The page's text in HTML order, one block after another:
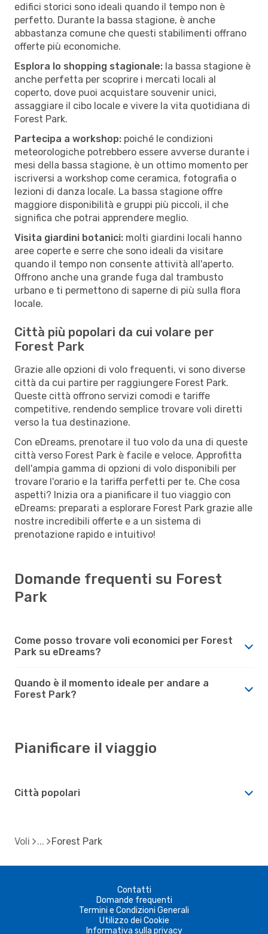
edifici storici sono ideali quando il tempo non è
perfetto. Durante la bassa stagione, è anche
abbastanza comune che questi stabilimenti offrano
offerte più economiche.
Esplora lo shopping stagionale: la bassa stagione è
anche perfetta per scoprire i mercati locali al
coperto, dove puoi acquistare souvenir unici,
assaggiare il cibo locale e vivere la vita quotidiana di
Forest Park.
Partecipa a workshop: poiché le condizioni
meteorologiche potrebbero essere avverse durante i
mesi della bassa stagione, è un ottimo momento per
iscriversi a workshop come ceramica, fotografia o
lezioni di danza locale. La bassa stagione offre
maggiore disponibilità e gruppi più piccoli, il che
significa che potrai apprendere meglio.
Visita giardini botanici: molti giardini locali hanno
aree coperte e serre che sono ideali da visitare
quando il tempo non consente attività all'aperto.
Offrono anche una grande fuga dal trambusto
urbano e ti permettono di saperne di più sulla flora
locale.
Città più popolari da cui volare per
Forest Park
Grazie alle opzioni di volo frequenti, vi sono diverse
città da cui partire per raggiungere Forest Park.
Queste città offrono servizi comodi e tariffe
competitive, rendendo semplice trovare voli diretti
verso la tua destinazione.
Con eDreams, prenotare il tuo volo da una di queste
città verso Forest Park è facile e veloce. Approfitta
dell'ampia gamma di opzioni di volo disponibili per
trovare l'orario e la tariffa perfetti per te. Che cosa
aspetti? Inizia ora a pianificare il tuo viaggio con
eDreams: preparati a esplorare Forest Park grazie alle
nostre incredibili offerte e a un sistema di
prenotazione rapido e intuitivo!
Domande frequenti su Forest
Park
Come posso trovare voli economici per Forest
Park su eDreams?
Quando è il momento ideale per andare a
Forest Park?
Pianificare il viaggio
Città popolari
Voli Forest Park
Contatti
Domande frequenti
Termini e Condizioni Generali
Utilizzo dei Cookie
Informativa sulla privacy